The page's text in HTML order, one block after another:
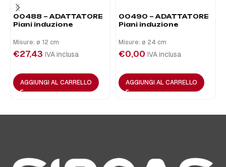
00488 – ADATTATORE
Piani induzione
Misure: ø 12 cm
€27,43 IVA inclusa
AGGIUNGI AL CARRELLO
00490 – ADATTATORE
Piani induzione
Misure: ø 24 cm
€0,00 IVA inclusa
AGGIUNGI AL CARRELLO